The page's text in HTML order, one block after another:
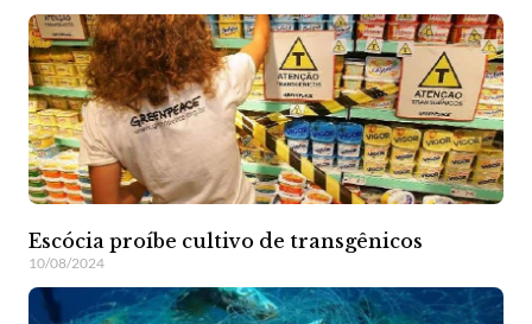
Escócia proíbe cultivo de transgênicos
10/08/2024